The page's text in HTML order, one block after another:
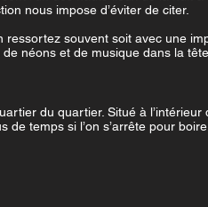
nous impose d’éviter de citer.
ressortez souvent soit avec une
néons et de musique dans la tête.
du quartier. Situé à
de temps si l’on s’arrête pour boire.